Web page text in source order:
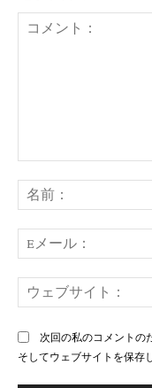
ン
ト：
次回の私のコメントの
そしてウェブサイトを保存